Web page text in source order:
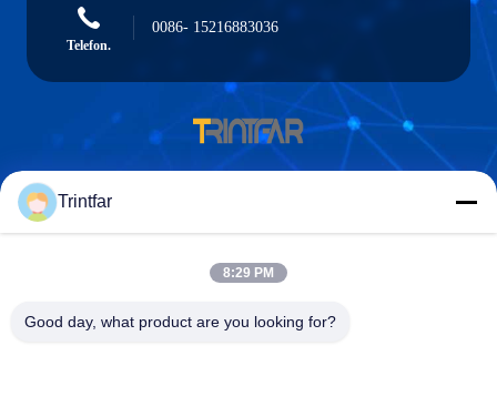
Telefon.
0086- 15216883036
Shanghai Trintfar Intelligent Equipment Co.,
Trintfar
8:29 PM
Good day, what product are you looking for?